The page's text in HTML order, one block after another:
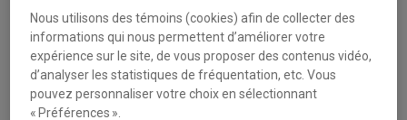
bacon.etienne@uqam.ca
Apprentissage machine
Nous utilisons des témoins (cookies) afin de collecter des
informations qui nous permettent d’améliorer votre
expérience sur le site, de vous proposer des contenus vidéo,
d’analyser les statistiques de fréquentation, etc. Vous
pouvez personnaliser votre choix en sélectionnant
« Préférences ».